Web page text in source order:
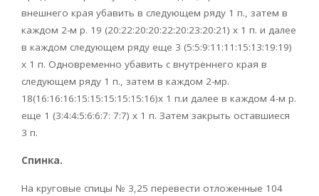
внешнего края убавить в следующем ряду 1 п., затем в
каждом 2-м р. 19 (20:22:20:20:22:20:23:20:21) х 1 п. и далее
в каждом следующем ряду еще 3 (5:5:9:11:11:15:13:19:19)
х 1 п. Одновременно убавить с внутреннего края в
следующем ряду 1 п., затем в каждом 2-мр.
18(16:16:16:15:15:15:15:15:16)х 1 п.и далее в каждом 4-м р.
еще 1 (3:4:4:5:6:6:7: 7:7) х 1 п. Затем закрыть оставшиеся
3 п.
Спинка.
На круговые спицы № 3,25 перевести отложенные 104